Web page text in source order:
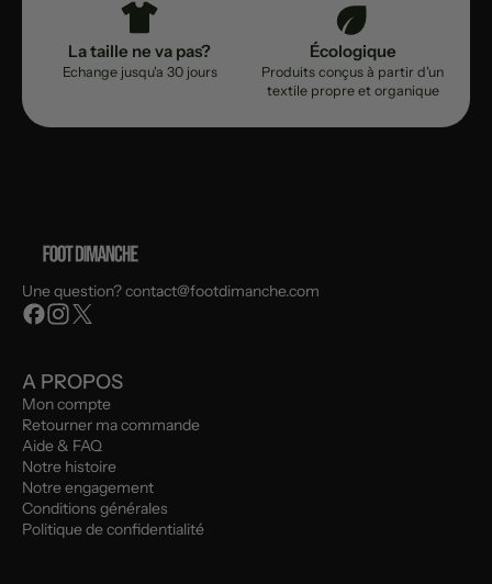
La taille ne va pas?
Echange jusqu'a 30 jours
Écologique
Produits conçus à partir d'un
textile propre et organique
Une question? contact@footdimanche.com
A PROPOS
Mon compte
Retourner ma commande
Aide & FAQ
Notre histoire
Notre engagement
Conditions générales
Politique de confidentialité